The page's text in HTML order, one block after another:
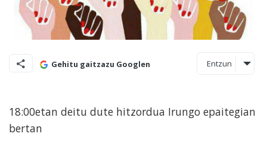
Gehitu gaitzazu Googlen Entzun
18:00etan deitu dute hitzordua Irungo epaitegian
bertan